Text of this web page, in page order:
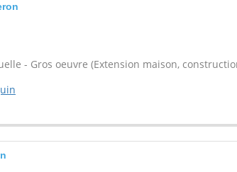
- Gros oeuvre (Extension maison,